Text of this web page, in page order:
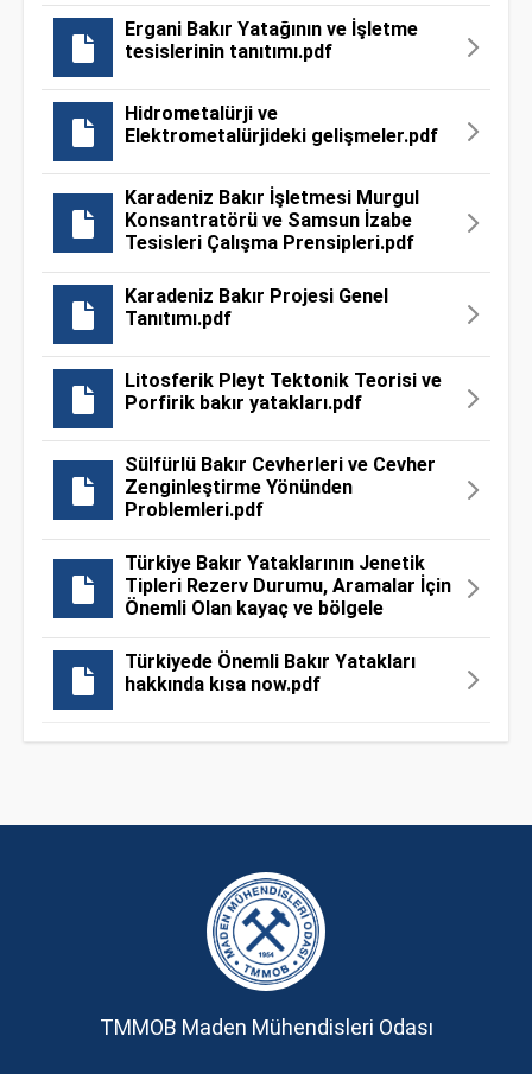
Ergani Bakır Yatağının ve İşletme
tesislerinin tanıtımı.pdf
Hidrometalürji ve
Elektrometalürjideki gelişmeler.pdf
Karadeniz Bakır İşletmesi Murgul
Konsantratörü ve Samsun İzabe
Tesisleri Çalışma Prensipleri.pdf
Karadeniz Bakır Projesi Genel
Tanıtımı.pdf
Litosferik Pleyt Tektonik Teorisi ve
Porfirik bakır yatakları.pdf
Sülfürlü Bakır Cevherleri ve Cevher
Zenginleştirme Yönünden
Problemleri.pdf
Türkiye Bakır Yataklarının Jenetik
Tipleri Rezerv Durumu, Aramalar İçin
Önemli Olan kayaç ve bölgele
Türkiyede Önemli Bakır Yatakları
hakkında kısa now.pdf
TMMOB Maden Mühendisleri Odası